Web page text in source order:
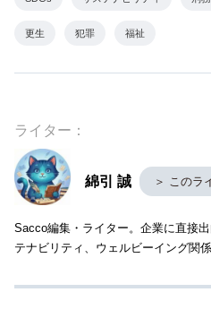
更生 犯罪 福祉
ライター：
綿引 誠 ＞ このラ
Sacco編集・ライター。企業に直接
テナビリティ、ウェルビーイング関係